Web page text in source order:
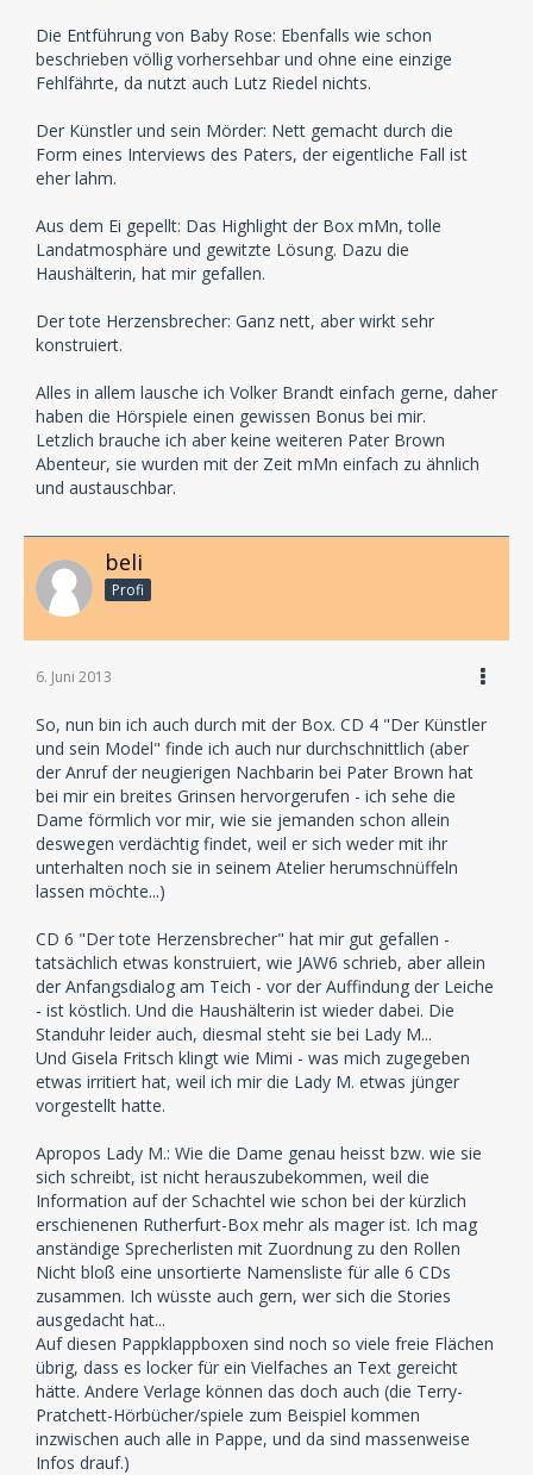
Die Entführung von Baby Rose: Ebenfalls wie schon
beschrieben völlig vorhersehbar und ohne eine einzige
Fehlfährte, da nutzt auch Lutz Riedel nichts.
Der Künstler und sein Mörder: Nett gemacht durch die
Form eines Interviews des Paters, der eigentliche Fall ist
eher lahm.
Aus dem Ei gepellt: Das Highlight der Box mMn, tolle
Landatmosphäre und gewitzte Lösung. Dazu die
Haushälterin, hat mir gefallen.
Der tote Herzensbrecher: Ganz nett, aber wirkt sehr
konstruiert.
Alles in allem lausche ich Volker Brandt einfach gerne, daher
haben die Hörspiele einen gewissen Bonus bei mir.
Letzlich brauche ich aber keine weiteren Pater Brown
Abenteur, sie wurden mit der Zeit mMn einfach zu ähnlich
und austauschbar.
beli
Profi
6. Juni 2013
So, nun bin ich auch durch mit der Box. CD 4 "Der Künstler
und sein Model" finde ich auch nur durchschnittlich (aber
der Anruf der neugierigen Nachbarin bei Pater Brown hat
bei mir ein breites Grinsen hervorgerufen - ich sehe die
Dame förmlich vor mir, wie sie jemanden schon allein
deswegen verdächtig findet, weil er sich weder mit ihr
unterhalten noch sie in seinem Atelier herumschnüffeln
lassen möchte...)
CD 6 "Der tote Herzensbrecher" hat mir gut gefallen -
tatsächlich etwas konstruiert, wie JAW6 schrieb, aber allein
der Anfangsdialog am Teich - vor der Auffindung der Leiche
- ist köstlich. Und die Haushälterin ist wieder dabei. Die
Standuhr leider auch, diesmal steht sie bei Lady M...
Und Gisela Fritsch klingt wie Mimi - was mich zugegeben
etwas irritiert hat, weil ich mir die Lady M. etwas jünger
vorgestellt hatte.
Apropos Lady M.: Wie die Dame genau heisst bzw. wie sie
sich schreibt, ist nicht herauszubekommen, weil die
Information auf der Schachtel wie schon bei der kürzlich
erschienenen Rutherfurt-Box mehr als mager ist. Ich mag
anständige Sprecherlisten mit Zuordnung zu den Rollen
Nicht bloß eine unsortierte Namensliste für alle 6 CDs
zusammen. Ich wüsste auch gern, wer sich die Stories
ausgedacht hat...
Auf diesen Pappklappboxen sind noch so viele freie Flächen
übrig, dass es locker für ein Vielfaches an Text gereicht
hätte. Andere Verlage können das doch auch (die Terry-
Pratchett-Hörbücher/spiele zum Beispiel kommen
inzwischen auch alle in Pappe, und da sind massenweise
Infos drauf.)